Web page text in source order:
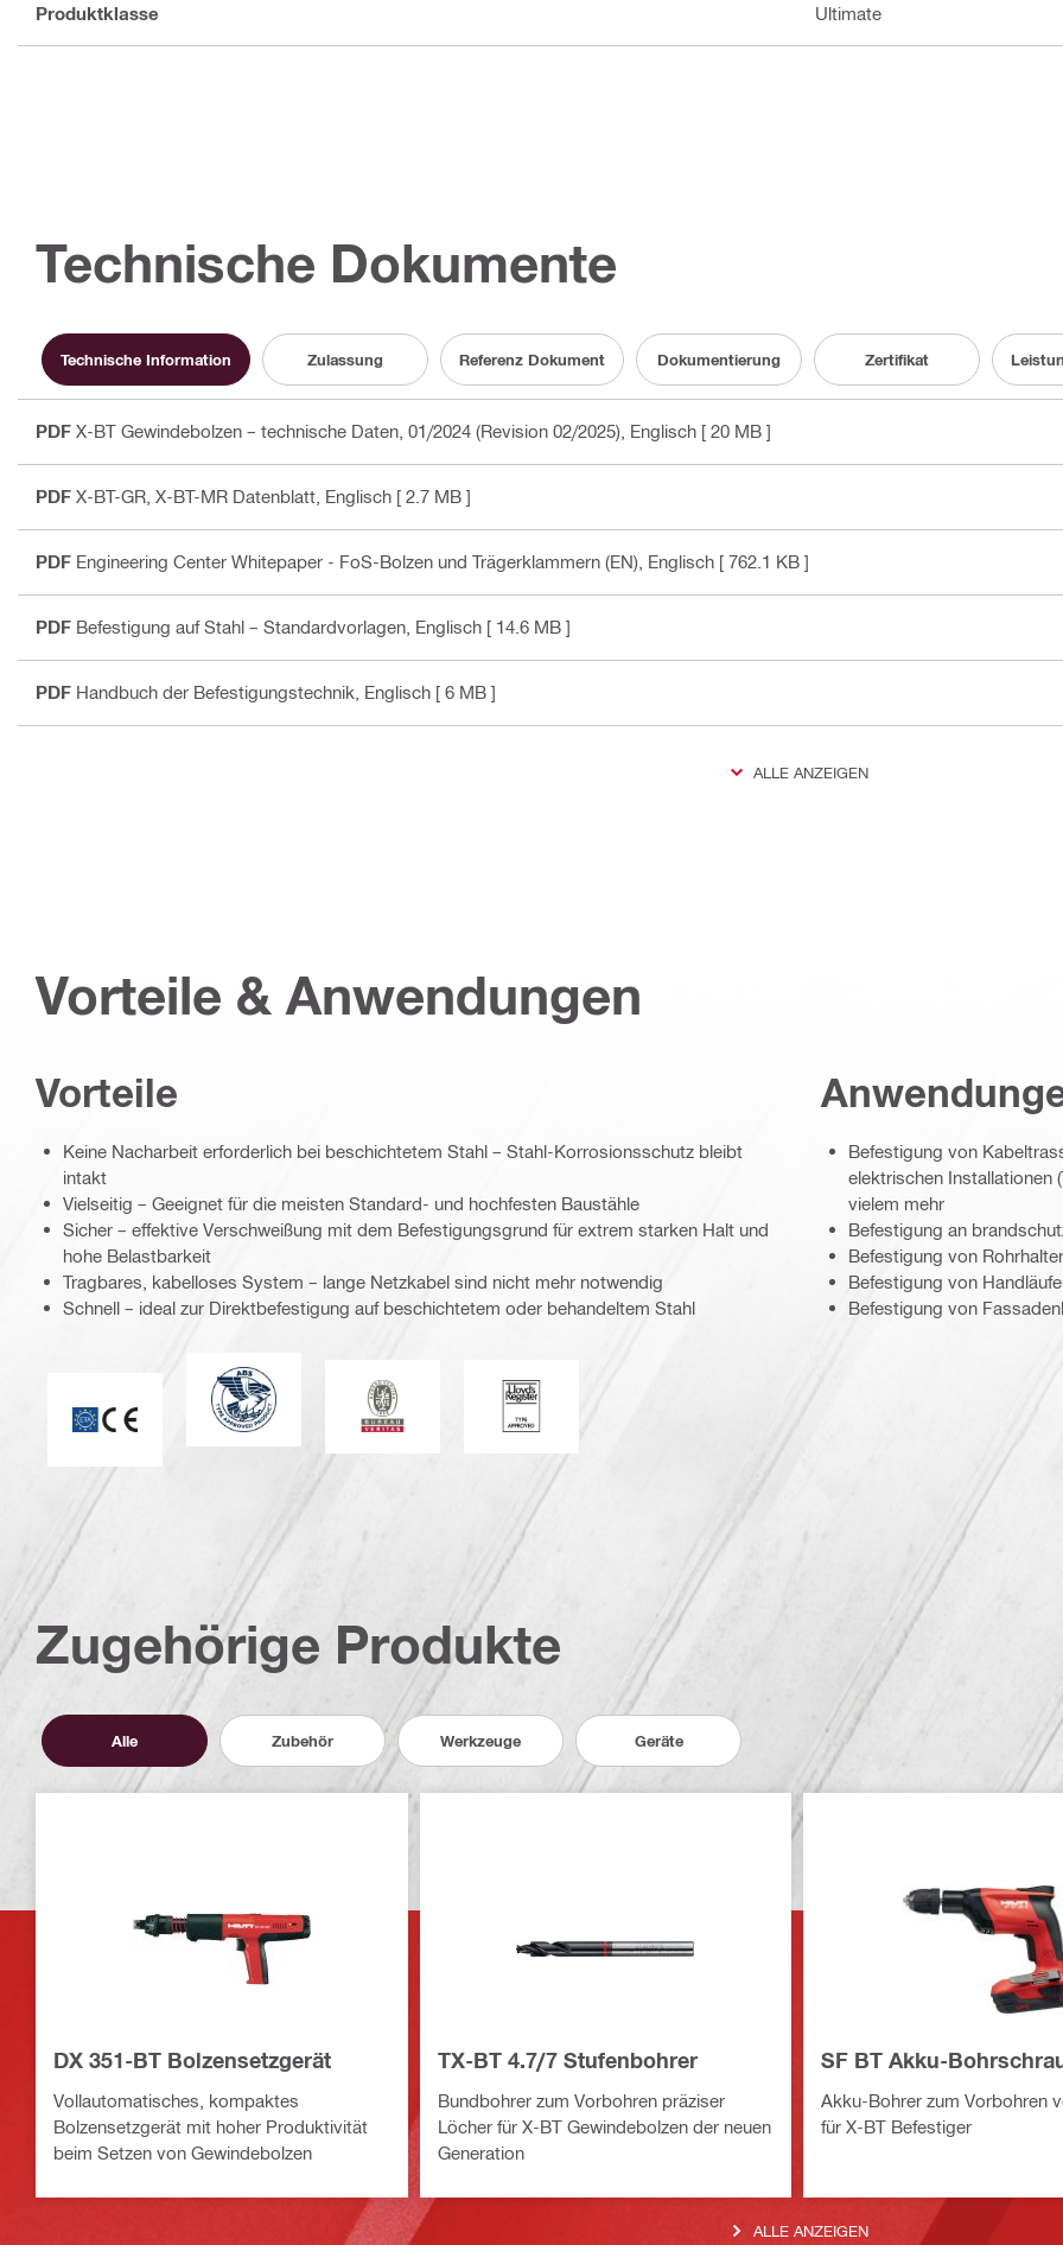
Produktklasse Ultimate
Technische Dokumente
Technische Information Zulassung Referenz Dokument Dokumentierung Zertifikat
PDF X-BT Gewindebolzen – technische Daten, 01/2024 (Revision 02/2025) , Englisch [ 20 MB ]
PDF X-BT-GR, X-BT-MR Datenblatt , Englisch [ 2.7 MB ]
PDF Engineering Center Whitepaper - FoS-Bolzen und Trägerklammern (EN) , Englisch [ 762.1 KB ]
PDF Befestigung auf Stahl – Standardvorlagen , Englisch [ 14.6 MB ]
PDF Handbuch der Befestigungstechnik , Englisch [ 6 MB ]
ALLE ANZEIGEN
Vorteile & Anwendungen
Vorteile
Keine Nacharbeit erforderlich bei beschichtetem Stahl – Stahl-Korrosionsschutz bleibt
intakt
Vielseitig – Geeignet für die meisten Standard- und hochfesten Baustähle
Sicher – effektive Verschweißung mit dem Befestigungsgrund für extrem starken Halt und
hohe Belastbarkeit
Tragbares, kabelloses System – lange Netzkabel sind nicht mehr notwendig
Schnell – ideal zur Direktbefestigung auf beschichtetem oder behandeltem Stahl
CE-Kennzeichnung
American Bureau of Shipping
Bureau Veritas Lloyd's Register
Befestigung von
elektrischen Installationen
vielem mehr
Befestigung an
Befestigung von
Befestigung von
Befestigung von
Zugehörige Produkte
Alle Zubehör Werkzeuge Geräte
DX 351-BT Bolzensetzgerät
Vollautomatisches, kompaktes
Bolzensetzgerät mit hoher Produktivität
beim Setzen von Gewindebolzen
TX-BT 4.7/7 Stufenbohrer
Bundbohrer zum Vorbohren präziser
Löcher für X-BT Gewindebolzen der neuen
Generation
SF BT Akku-
Akku-Bohrer zum Vorbohren
für X-BT Befestiger
ALLE ANZEIGEN